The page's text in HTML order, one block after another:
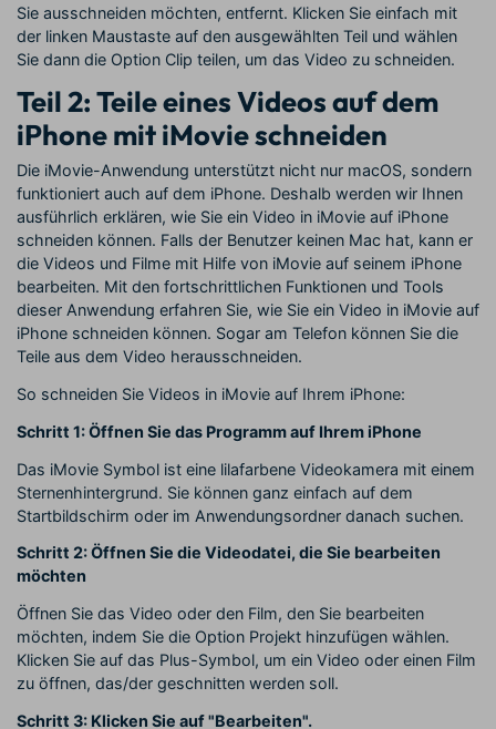
Sie ausschneiden möchten, entfernt. Klicken Sie einfach mit
der linken Maustaste auf den ausgewählten Teil und wählen
Sie dann die Option Clip teilen, um das Video zu schneiden.
Teil 2: Teile eines Videos auf dem
iPhone mit iMovie schneiden
Die iMovie-Anwendung unterstützt nicht nur macOS, sondern
funktioniert auch auf dem iPhone. Deshalb werden wir Ihnen
ausführlich erklären, wie Sie ein Video in iMovie auf iPhone
schneiden können. Falls der Benutzer keinen Mac hat, kann er
die Videos und Filme mit Hilfe von iMovie auf seinem iPhone
bearbeiten. Mit den fortschrittlichen Funktionen und Tools
dieser Anwendung erfahren Sie, wie Sie ein Video in iMovie auf
iPhone schneiden können. Sogar am Telefon können Sie die
Teile aus dem Video herausschneiden.
So schneiden Sie Videos in iMovie auf Ihrem iPhone:
Schritt 1: Öffnen Sie das Programm auf Ihrem iPhone
Das iMovie Symbol ist eine lilafarbene Videokamera mit einem
Sternenhintergrund. Sie können ganz einfach auf dem
Startbildschirm oder im Anwendungsordner danach suchen.
Schritt 2: Öffnen Sie die Videodatei, die Sie bearbeiten
möchten
Öffnen Sie das Video oder den Film, den Sie bearbeiten
möchten, indem Sie die Option Projekt hinzufügen wählen.
Klicken Sie auf das Plus-Symbol, um ein Video oder einen Film
zu öffnen, das/der geschnitten werden soll.
Schritt 3: Klicken Sie auf "Bearbeiten".